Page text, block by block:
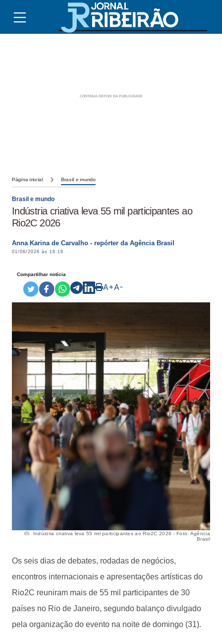
Página inicial Brasil e mundo
Brasil e mundo
Indústria criativa leva 55 mil participantes ao
Rio2C 2026
Anna Karina de Carvalho - repórter da Agência Brasil
01/06/2026 às 16:16
Compartilhar notícia
A+A-
Indústria criativa leva 55 mil participantes ao Rio2C 2026 - Foto: Agência
Brasil
Os seis dias de debates, rodadas de negócios,
encontros internacionais e apresentações artísticas do
Rio2C reuniram mais de 55 mil participantes de 30
países no Rio de Janeiro, segundo balanço divulgado
pela organização do evento na noite de domingo (31).